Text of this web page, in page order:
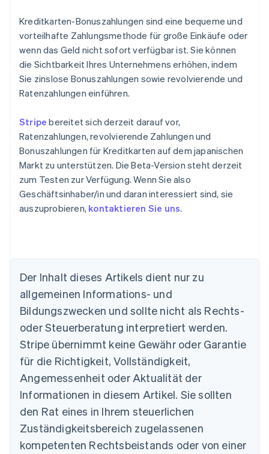
Kreditkarten-Bonuszahlungen sind eine bequeme und
vorteilhafte Zahlungsmethode für große Einkäufe oder
wenn das Geld nicht sofort verfügbar ist. Sie können
die Sichtbarkeit Ihres Unternehmens erhöhen, indem
Sie zinslose Bonuszahlungen sowie revolvierende und
Ratenzahlungen einführen.
Stripe bereitet sich derzeit darauf vor,
Ratenzahlungen, revolvierende Zahlungen und
Bonuszahlungen für Kreditkarten auf dem japanischen
Markt zu unterstützen. Die Beta-Version steht derzeit
zum Testen zur Verfügung. Wenn Sie also
Geschäftsinhaber/in und daran interessiert sind, sie
auszuprobieren, kontaktieren Sie uns.
Der Inhalt dieses Artikels dient nur zu
allgemeinen Informations- und
Bildungszwecken und sollte nicht als Rechts-
oder Steuerberatung interpretiert werden.
Stripe übernimmt keine Gewähr oder Garantie
für die Richtigkeit, Vollständigkeit,
Angemessenheit oder Aktualität der
Informationen in diesem Artikel. Sie sollten
den Rat eines in Ihrem steuerlichen
Zuständigkeitsbereich zugelassenen
kompetenten Rechtsbeistands oder von einer
Australien
English
Belgien
Nederlands Français Deutsch English
Brasilien
PortuguêsEnglish
English
Dänemark
English
Deutschland
Deutsch English
Estland